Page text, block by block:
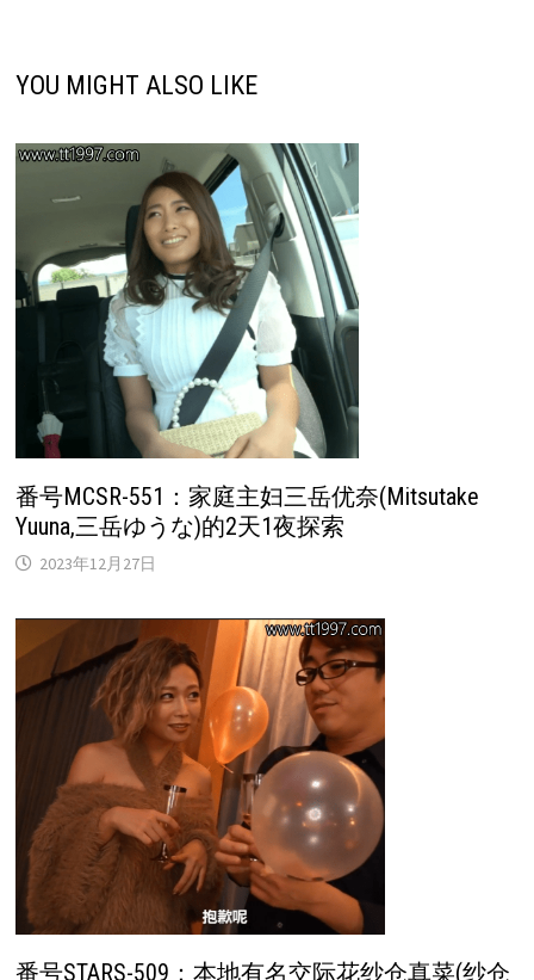
YOU MIGHT ALSO LIKE
番号MCSR-551：家庭主妇三岳优奈(Mitsutake
Yuuna,三岳ゆうな)的2天1夜探索
2023年12月27日
番号STARS-509：本地有名交际花纱仓真菜(纱仓